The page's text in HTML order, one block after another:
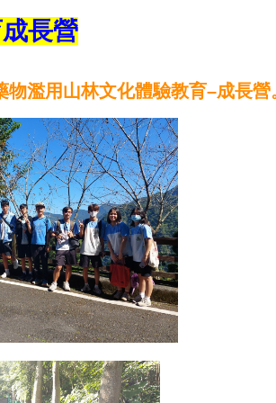
長營
物濫用山林文化體驗教育–成長營